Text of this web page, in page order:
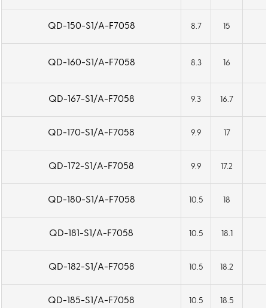
QD-150-S1/A-F7058 8.7 15
QD-160-S1/A-F7058 8.3 16
QD-167-S1/A-F7058 9.3 16.7
QD-170-S1/A-F7058 9.9 17
QD-172-S1/A-F7058 9.9 17.2
QD-180-S1/A-F7058 10.5 18
QD-181-S1/A-F7058 10.5 18.1
QD-182-S1/A-F7058 10.5 18.2
QD-185-S1/A-F7058 10.5 18.5